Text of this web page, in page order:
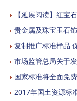
【延展阅读】红宝
贵金属及珠宝玉石
复制推广标准样品
市场监管总局关于
国家标准将全面免
2017年国土资源标